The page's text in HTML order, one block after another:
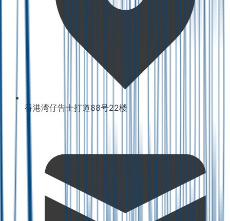
香港湾仔告士打道88号22楼